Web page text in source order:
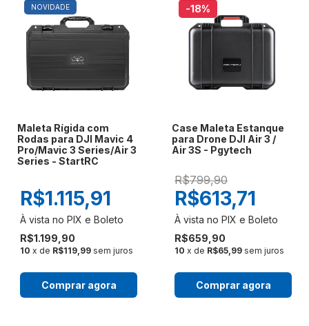
NOVIDADE
Maleta Rígida com
Rodas para DJI Mavic 4
Pro/Mavic 3 Series/Air 3
Series - StartRC
R$1.199,90
R$1.115,91
10 x de R$119,99 sem juros
Comprar agora
-18%
Case Maleta Estanque
para Drone DJI Air 3 /
Air 3S - Pgytech
R$799,90
R$659,90
R$613,71
10 x de R$65,99 sem juros
Comprar agora